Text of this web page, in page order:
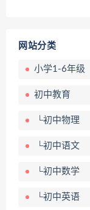
网站分类
小学1-6年级
初中教育
└初中物理
└初中语文
└初中数学
└初中英语